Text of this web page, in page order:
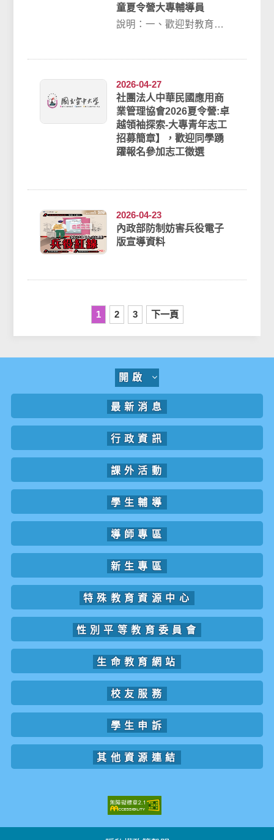
童夏令營大專輔導員
說明：一、歡迎對教育服
2026-04-27
社團法人中華民國應用商
業管理協會2026夏令營:卓
越領袖探索-大專青年志工
招募簡章】，歡迎同學踴
躍報名參加志工徵選
2026-04-23
內政部防制妨害兵役電子
版宣導資料
1 2 3 下一頁
開啟
最新消息
行政資訊
課外活動
學生輔導
導師專區
新生專區
特殊教育資源中心
性別平等教育委員會
生命教育網站
校友服務
學生申訴
其他資源連結